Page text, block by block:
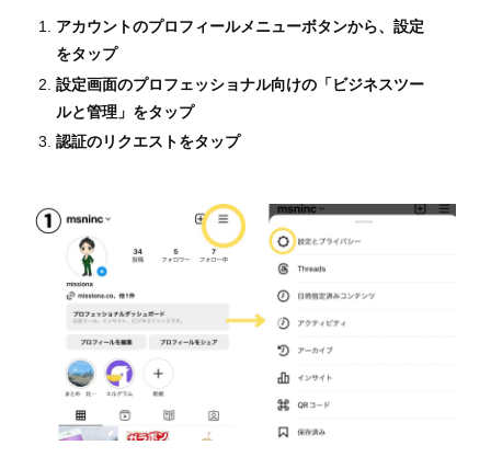
アカウントのプロフィールメニューボタンから、設定
をタップ
設定画面のプロフェッショナル向けの「ビジネスツー
ルと管理」をタップ
認証のリクエストをタップ